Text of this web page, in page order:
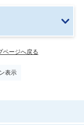
ページへ戻る
表示